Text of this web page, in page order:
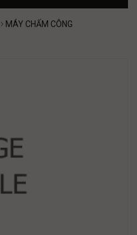
MÁY CHẤM CÔNG